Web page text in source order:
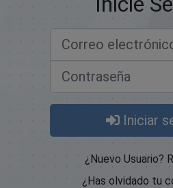
Iniciar
¿Nuevo Usuario?
¿Has olvidado tu